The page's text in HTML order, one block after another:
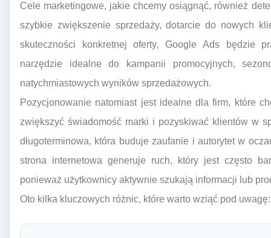
Cele marketingowe, jakie chcemy osiągnąć, również
szybkie zwiększenie sprzedaży, dotarcie do nowych
skuteczności konkretnej oferty, Google Ads będzie
narzędzie idealne do kampanii promocyjnych,
natychmiastowych wyników sprzedażowych.
Pozycjonowanie natomiast jest idealne dla firm, które
zwiększyć świadomość marki i pozyskiwać klientów w
długoterminowa, która buduje zaufanie i autorytet w
strona internetowa generuje ruch, który jest często
ponieważ użytkownicy aktywnie szukają informacji lub
Oto kilka kluczowych różnic, które warto wziąć pod uwagę: